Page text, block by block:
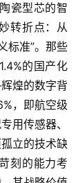
瓷型芯的智
转折点：从
标准”。那些
的国产化
煌的数字背
，即航空级
用传感器、
立的技术缺
刻的能力考